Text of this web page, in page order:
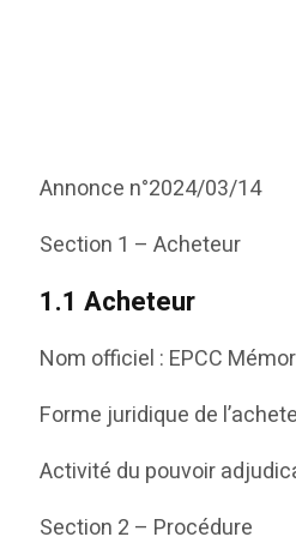
Annonce n°2024/03/14
Section 1 – Acheteur
1.1 Acheteur
Nom officiel : EPCC
Forme juridique de
Activité du pouvoir
Section 2 – Procédure